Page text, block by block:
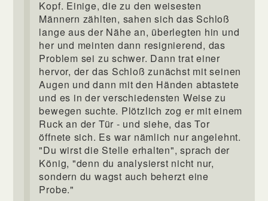
Kopf. Einige, die zu den weisesten
Männern zählten, sahen sich das Schloß
lange aus der Nähe an, überlegten hin und
her und meinten dann resignierend, das
Problem sei zu schwer. Dann trat einer
hervor, der das Schloß zunächst mit seinen
Augen und dann mit den Händen abtastete
und es in der verschiedensten Weise zu
bewegen suchte. Plötzlich zog er mit einem
Ruck an der Tür - und siehe, das Tor
öffnete sich. Es war nämlich nur angelehnt.
"Du wirst die Stelle erhalten", sprach der
König, "denn du analysierst nicht nur,
sondern du wagst auch beherzt eine
Probe."